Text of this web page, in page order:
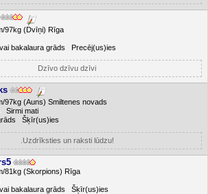
97kg (Dvīņi) Rīga
bakalaura grāds Precēj(us)ies
Dzīvo dzīvu dzīvi
97kg (Auns) Smiltenes novads
Sirmi mati
Šķīr(us)ies
.Uzdrīksties un raksti lūdzu!
81kg (Skorpions) Rīga
bakalaura grāds Šķīr(us)ies